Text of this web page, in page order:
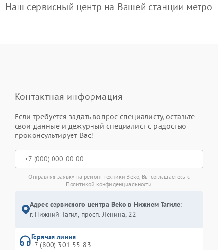
Наш сервисный центр на Вашей станции метро
Контактная информация
Если требуется задать вопрос специалисту, оставьте
свои данные и дежурный специалист с радостью
проконсультирует Вас!
Отправляя заявку на ремонт техники Beko, Вы соглашаетесь с
Политикой конфиденциальности
Адрес сервисного центра Beko в Нижнем Тагиле:
г. Нижний Тагил, просп. Ленина, 22
Горячая линия
+7 (800) 301-55-83